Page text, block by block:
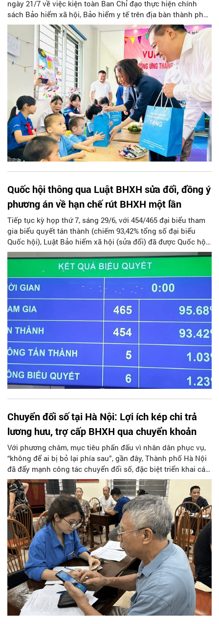
ngày 21/7 về việc kiện toàn Ban Chỉ đạo thực hiện chính
sách Bảo hiểm xã hội, Bảo hiểm y tế trên địa bàn thành phố
Hà Nội.
Quốc hội thông qua Luật BHXH sửa đổi, đồng ý
phương án về hạn chế rút BHXH một lần
Tiếp tục kỳ họp thứ 7, sáng 29/6, với 454/465 đại biểu tham
gia biểu quyết tán thành (chiếm 93,42% tổng số đại biểu
Quốc hội), Luật Bảo hiểm xã hội (sửa đổi) đã được Quốc hội
thông qua.
Chuyển đổi số tại Hà Nội: Lợi ích kép chi trả
lương hưu, trợ cấp BHXH qua chuyển khoản
Với phương châm, mục tiêu phấn đấu vì nhân dân phục vụ,
“không để ai bị bỏ lại phía sau”, gần đây, Thành phố Hà Nội
đã đẩy mạnh công tác chuyển đổi số, đặc biệt triển khai các
giải pháp chi trả trợ cấp bảo hiểm xã hội (BHXH), chi trả
lương hưu với người thụ hưởng qua hình thức chuyển
khoản.